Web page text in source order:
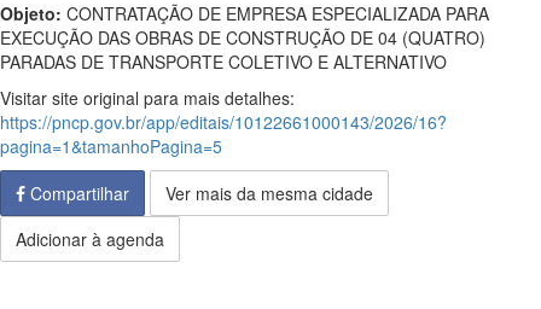
Objeto: CONTRATAÇÃO DE EMPRESA ESPECIALIZADA PARA
EXECUÇÃO DAS OBRAS DE CONSTRUÇÃO DE 04 (QUATRO)
PARADAS DE TRANSPORTE COLETIVO E ALTERNATIVO
Visitar site original para mais detalhes:
https://pncp.gov.br/app/editais/10122661000143/2026/16?
pagina=1&tamanhoPagina=5
Compartilhar
Ver mais da mesma cidade
Adicionar à agenda